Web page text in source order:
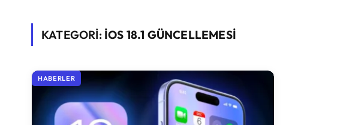
KATEGORİ: IOS 18.1 GÜNCELLEMESI
HABERLER